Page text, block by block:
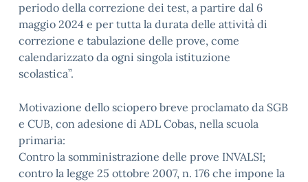
periodo della correzione dei test, a partire dal 6
maggio 2024 e per tutta la durata delle attività di
correzione e tabulazione delle prove, come
calendarizzato da ogni singola istituzione
scolastica”.
Motivazione dello sciopero breve proclamato da SGB
e CUB, con adesione di ADL Cobas, nella scuola
primaria:
Contro la somministrazione delle prove INVALSI;
contro la legge 25 ottobre 2007, n. 176 che impone la